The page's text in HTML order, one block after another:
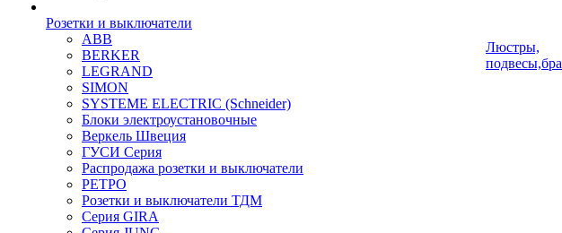
Розетки и выключатели
ABB
BERKER
LEGRAND
SIMON
SYSTEME ELECTRIC (Schneider)
Блоки электроустановочные
Веркель Швеция
ГУСИ Серия
Распродажа розетки и выключатели
РЕТРО
Розетки и выключатели ТДМ
Серия GIRA
Люстры,
подвесы,бра